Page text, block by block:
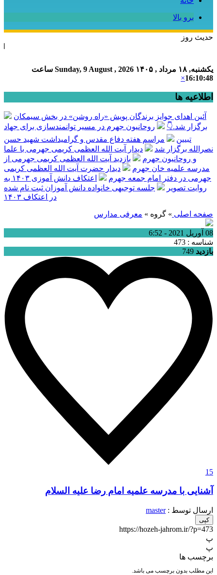
برو بالا
حدیث روز
یکشنبه, ۱۸ مرداد , ۱۴۰۵ Sunday, 9 August , 2026 ساعت
16:10:48
×
اطلاعیه ها
آئین اهدای جوایز برندگان پویش «راه روشن» در بخش سیمکان
برگزار شد.👇
روحانیون جهرم در مسیر توانمندسازی برای جهاد
تبیین
مراسم هفته دفاع مقدس و گرامیداشت شهید حسن
نصرالله برگزار شد
دیدار آیت الله العظمی کریمی جهرمی با علما
و روحانیون جهرم
بازدید آیت الله العظمی کریمی جهرمی از
مدرسه علمیه خان جهرم
دیدار حضرت آیت الله العظمی کریمی
جهرمی در دفتر امام جمعه جهرم
اعتکاف دانش آموزی ۱۴۰۳ به
روایت تصویر
جلسه توجیهی خانواده دانش آموزان ثبت نام شده
در اعتکاف ۱۴۰۳
صفحه اصلی » گروه » معرفی مدارس
08 آوریل 2021 - 6:52
شناسه : 473
بازدید 749
15
آشنایی با مدرسه علمیه امام رضا علیه السلام
ارسال توسط :master
کپی
https://hozeh-jahrom.ir/?p=473
پ
پ
برچسب ها
این مطلب بدون برچسب می باشد.